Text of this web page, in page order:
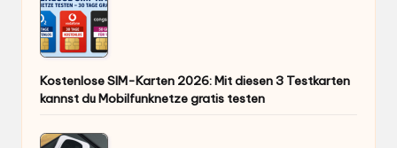
Kostenlose SIM-Karten 2026: Mit diesen 3 Testkarten
kannst du Mobilfunknetze gratis testen